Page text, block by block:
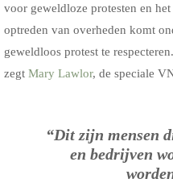
voor geweldloze protesten en
optreden van overheden komt
geweldloos protest te
zegt Mary Lawlor, de speciale
“Dit zijn mensen
en bedrijven